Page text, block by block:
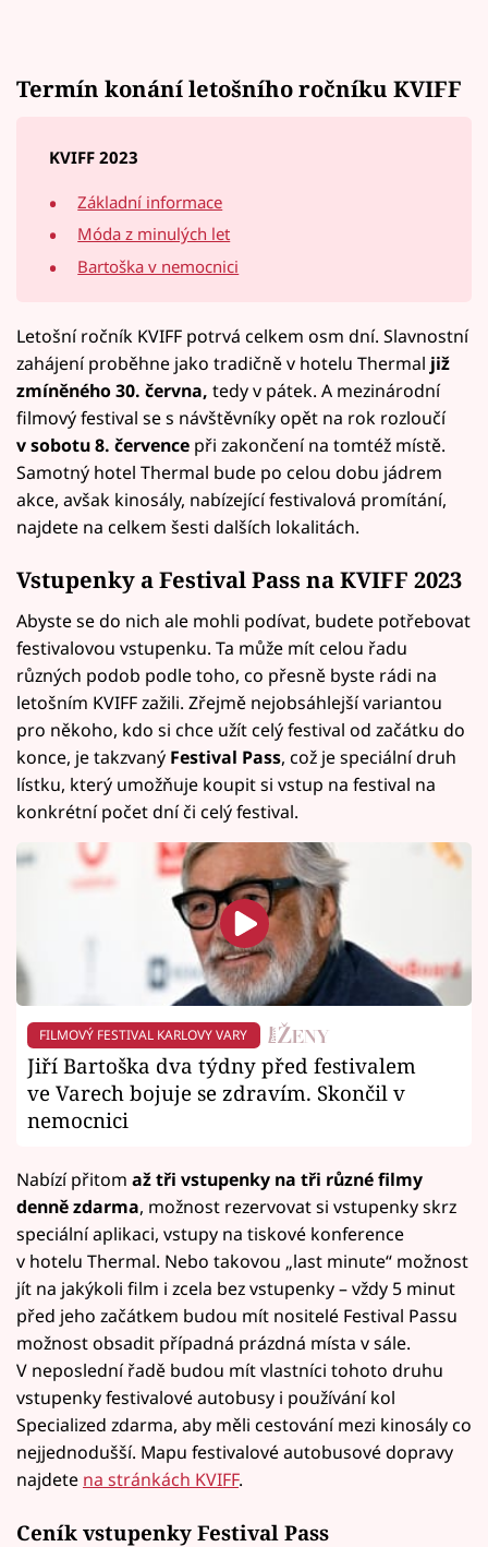
Termín konání letošního ročníku KVIFF
KVIFF 2023
Základní informace
Móda z minulých let
Bartoška v nemocnici
Letošní ročník KVIFF potrvá celkem osm dní. Slavnostní
zahájení proběhne jako tradičně v hotelu Thermal již
zmíněného 30. června, tedy v pátek. A mezinárodní
filmový festival se s návštěvníky opět na rok rozloučí
v sobotu 8. července při zakončení na tomtéž místě.
Samotný hotel Thermal bude po celou dobu jádrem
akce, avšak kinosály, nabízející festivalová promítání,
najdete na celkem šesti dalších lokalitách.
Vstupenky a Festival Pass na KVIFF 2023
Abyste se do nich ale mohli podívat, budete potřebovat
festivalovou vstupenku. Ta může mít celou řadu
různých podob podle toho, co přesně byste rádi na
letošním KVIFF zažili. Zřejmě nejobsáhlejší variantou
pro někoho, kdo si chce užít celý festival od začátku do
konce, je takzvaný Festival Pass, což je speciální druh
lístku, který umožňuje koupit si vstup na festival na
konkrétní počet dní či celý festival.
FILMOVÝ FESTIVAL KARLOVY VARY
Jiří Bartoška dva týdny před festivalem
ve Varech bojuje se zdravím. Skončil v
nemocnici
Nabízí přitom až tři vstupenky na tři různé filmy
denně zdarma, možnost rezervovat si vstupenky skrz
speciální aplikaci, vstupy na tiskové konference
v hotelu Thermal. Nebo takovou „last minute“ možnost
jít na jakýkoli film i zcela bez vstupenky – vždy 5 minut
před jeho začátkem budou mít nositelé Festival Passu
možnost obsadit případná prázdná místa v sále.
V neposlední řadě budou mít vlastníci tohoto druhu
vstupenky festivalové autobusy i používání kol
Specialized zdarma, aby měli cestování mezi kinosály co
nejjednodušší. Mapu festivalové autobusové dopravy
najdete na stránkách KVIFF.
Ceník vstupenky Festival Pass